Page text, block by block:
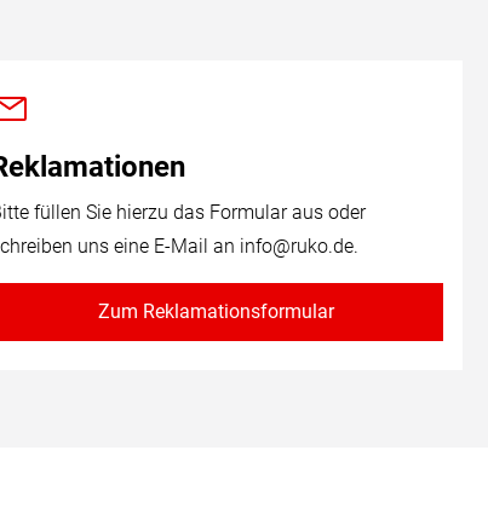
füllen Sie hierzu das Formular aus oder
uns eine E-Mail an info@ruko.de.
Zum Reklamationsformular